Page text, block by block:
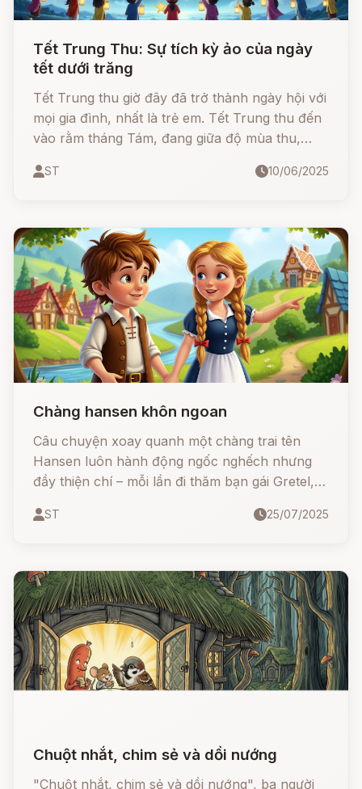
Tết Trung Thu: Sự tích kỳ ảo của ngày
tết dưới trăng
Tết Trung thu giờ đây đã trở thành ngày hội với
mọi gia đình, nhất là trẻ em. Tết Trung thu đến
vào rằm tháng Tám, đang giữa độ mùa thu,
ST 10/06/2025
Chàng hansen khôn ngoan
Câu chuyện xoay quanh một chàng trai tên
Hansen luôn hành động ngốc nghếch nhưng
đầy thiện chí – mỗi lần đi thăm bạn gái Gretel,
ST 25/07/2025
Chuột nhắt, chim sẻ và dồi nướng
"Chuột nhắt, chim sẻ và dồi nướng", ba người